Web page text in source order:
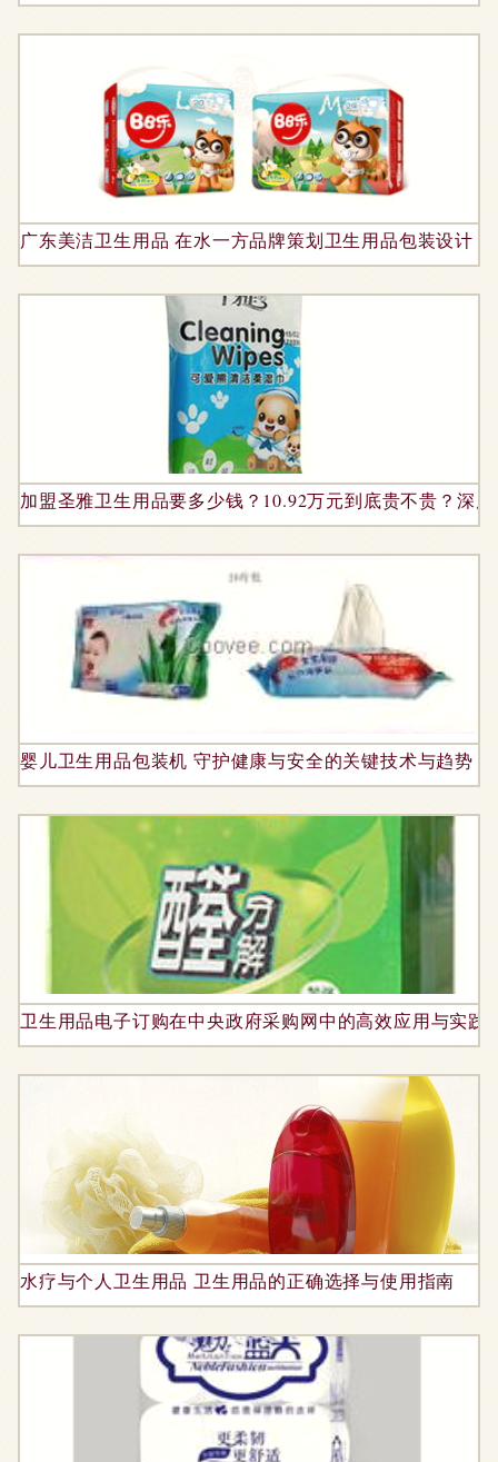
广东美洁卫生用品 在水一方品牌策划卫生用品包装设计
加盟圣雅卫生用品要多少钱？10.92万元到底贵不贵？深
婴儿卫生用品包装机 守护健康与安全的关键技术与趋势
卫生用品电子订购在中央政府采购网中的高效应用与实践
水疗与个人卫生用品 卫生用品的正确选择与使用指南